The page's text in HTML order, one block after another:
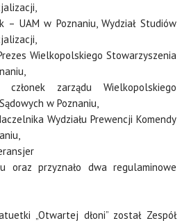
UAM w Poznaniu, Wydział Studiów
Wielkopolskiego Stowarzyszenia
zarządu Wielkopolskiego
w Poznaniu,
Wydziału Prewencji Komendy
oraz przyznało dwa regulaminowe
„Otwartej dłoni” został Zespół